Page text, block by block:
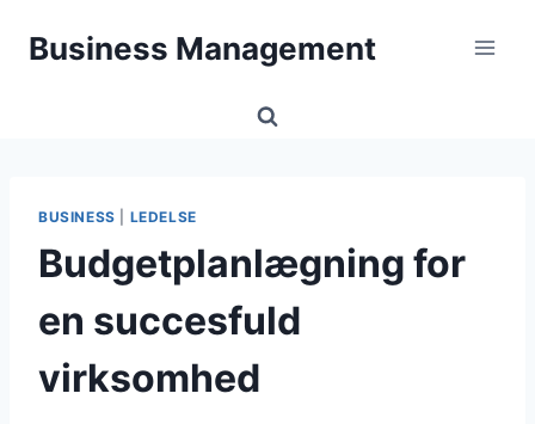
Business Management
BUSINESS LEDELSE
Budgetplanlægning for
en succesfuld
virksomhed